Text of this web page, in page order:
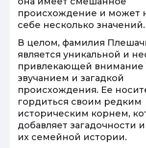
происхождение и может
себе несколько значений.
В целом, фамилия
является уникальной и
привлекающей внимание
звучанием и загадкой
происхождения. Ее
гордиться своим редким
историческим корнем,
добавляет загадочности
их семейной истории.